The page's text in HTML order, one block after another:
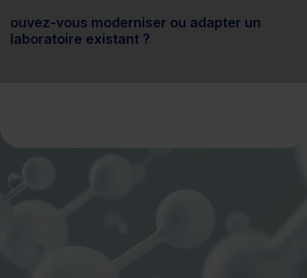
ouvez-vous moderniser ou adapter un
laboratoire existant ?